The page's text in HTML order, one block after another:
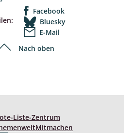
Facebook
Bluesky
E-Mail
Nach oben
Liste-Zentrum
Mitmachen